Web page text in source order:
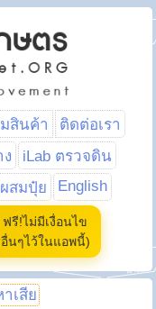
สินค้า
ติดต่อเรา
iLab ตรวจดิน
สมปุ๋ย English
รี!ไม่มีเงื่อนไข
นๆไว้ในแอพนี้)
เสีย